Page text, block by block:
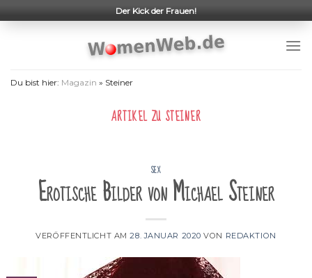
to
Der Kick der Frauen!
Du bist hier: Magazin » Steiner
ARTIKEL ZU STEINER
SEX
Erotische Bilder von Michael Steiner
VERÖFFENTLICHT AM28. JANUAR 2020 VON REDAKTION